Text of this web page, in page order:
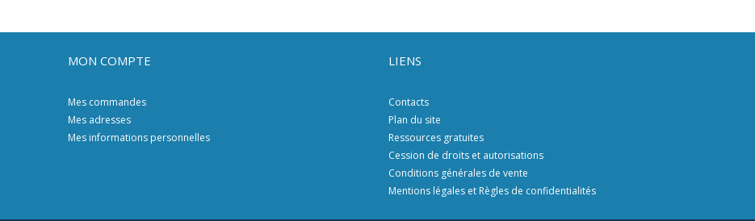
MON COMPTE
Mes commandes
Mes adresses
Mes informations personnelles
LIENS
Contacts
Plan du site
Ressources gratuites
Cession de droits et autorisations
Conditions générales de vente
Mentions légales et Règles de confidentialités